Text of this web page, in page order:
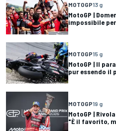
MOTOGP13 g
MotoGP |
impossibile
MOTOGP15 g
MotoGP | Il
pur essendo il
MOTOGP19 g
MotoGP |
"È il favorito,